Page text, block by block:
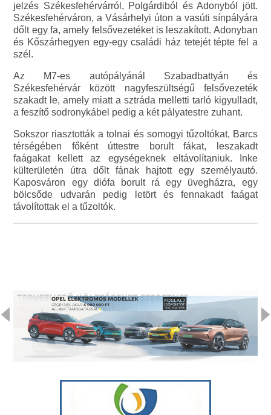
jelzés Székesfehérvárról, Polgárdiból és Adonyból jött.
Székesfehérváron, a Vásárhelyi úton a vasúti sínpályára
dőlt egy fa, amely felsővezetéket is leszakított. Adonyban
és Kőszárhegyen egy-egy családi ház tetejét tépte fel a
szél.
Az M7-es autópályánál Szabadbattyán és
Székesfehérvár között nagyfeszültségű felsővezeték
szakadt le, amely miatt a sztráda melletti tarló kigyulladt,
a feszítő sodronykábel pedig a két pályatestre zuhant.
Sokszor riasztották a tolnai és somogyi tűzoltókat, Barcs
térségében főként úttestre borult fákat, leszakadt
faágakat kellett az egységeknek eltávolítaniuk. Inke
külterületén útra dőlt fának hajtott egy személyautó.
Kaposváron egy diófa borult rá egy üvegházra, egy
bölcsőde udvarán pedig letört és fennakadt faágat
távolítottak el a tűzoltók.